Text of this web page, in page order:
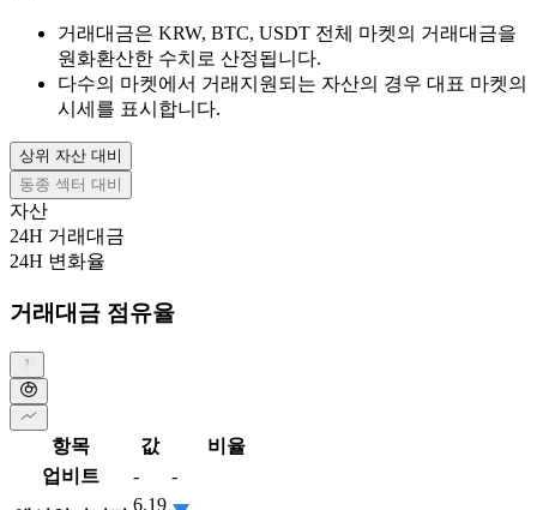
거래대금은 KRW, BTC, USDT 전체 마켓의 거래대금을
원화환산한 수치로 산정됩니다.
다수의 마켓에서 거래지원되는 자산의 경우 대표 마켓의
시세를 표시합니다.
상위 자산 대비
동종 섹터 대비
자산
24H 거래대금
24H 변화율
거래대금 점유율
항목 값
비율
업비트
-
-
6.19